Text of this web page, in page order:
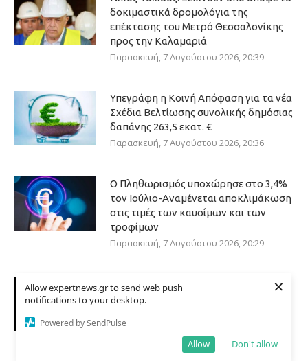
Allow expertnews.gr to send web push
notifications to your desktop.
Powered by SendPulse
Don't allow
Allow
×
δοκιμαστικά δρομολόγια της
επέκτασης του Μετρό Θεσσαλονίκης
προς την Καλαμαριά
Παρασκευή, 7 Αυγούστου 2026, 20:39
Υπεγράφη η Κοινή Απόφαση για τα νέα
Σχέδια Βελτίωσης συνολικής δημόσιας
δαπάνης 263,5 εκατ. €
Παρασκευή, 7 Αυγούστου 2026, 20:36
Ο Πληθωρισμός υποχώρησε στο 3,4%
τον Ιούλιο-Αναμένεται αποκλιμάκωση
στις τιμές των καυσίμων και των
τροφίμων
Παρασκευή, 7 Αυγούστου 2026, 20:29
Η Deloitte Ελλάδος αποκλειστικός
χρηματοοικονομικός σύμβουλος του
του στην πολωνική αγορά ενέργειας
Παρασκευή, 7 Αυγούστου 2026, 19:42